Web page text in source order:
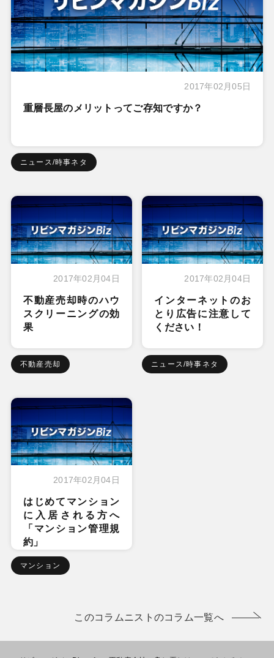
2017年02月05日
重層長屋のメリットってご存知ですか？
ニュース/時事ネタ
2017年02月04日
不動産売却時のハウ
スクリーニングの効
果
不動産売却
2017年02月04日
インターネットのお
とり広告に注意して
ください！
ニュース/時事ネタ
2017年02月04日
はじめてマンション
に入居される方へ
「マンション管理規
約」
マンション
このコラムニストのコラム一覧へ